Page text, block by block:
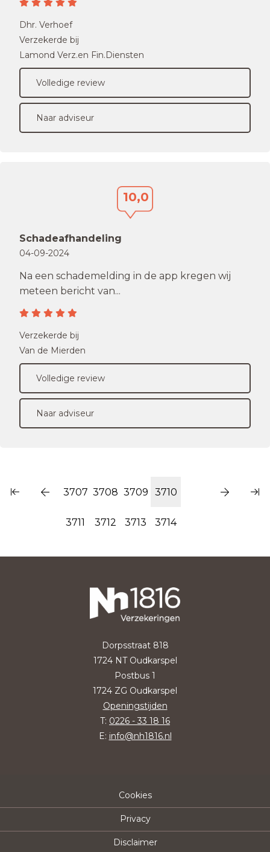
Dhr. Verhoef
Verzekerde bij
Lamond Verz.en Fin.Diensten
Volledige review
Naar adviseur
10,0
Schadeafhandeling
04-09-2024
Na een schademelding in de app kregen wij
meteen bericht van...
Verzekerde bij
Van de Mierden
Volledige review
Naar adviseur
3707 3708 3709 3710
3711 3712 3713 3714
Dorpsstraat 818
1724 NT Oudkarspel
Postbus 1
1724 ZG Oudkarspel
Openingstijden
T: 0226 - 33 18 16
E: info@nh1816.nl
Cookies
Privacy
Disclaimer